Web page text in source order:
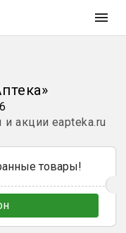
»
акции eapteka.ru
товары!